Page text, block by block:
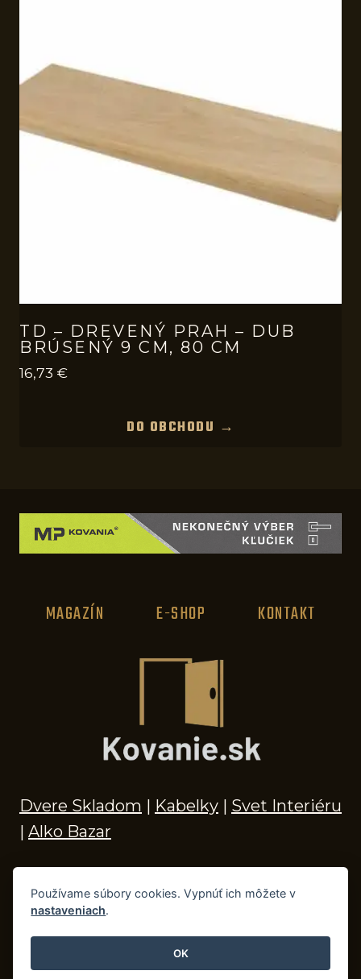
TD – DREVENÝ PRAH – DUB
BRÚSENÝ 9 CM, 80 CM
16,73 €
DO OBCHODU →
MAGAZÍN E-SHOP KONTAKT
Dvere Skladom | Kabelky | Svet Interiéru
| Alko Bazar
© 2026 Kľučky na dvere, madlá, kovania,
doplnky do kúpeľne a príslušenstvo
Používame súbory cookies. Vypnúť ich môžete v
nastaveniach.
OK